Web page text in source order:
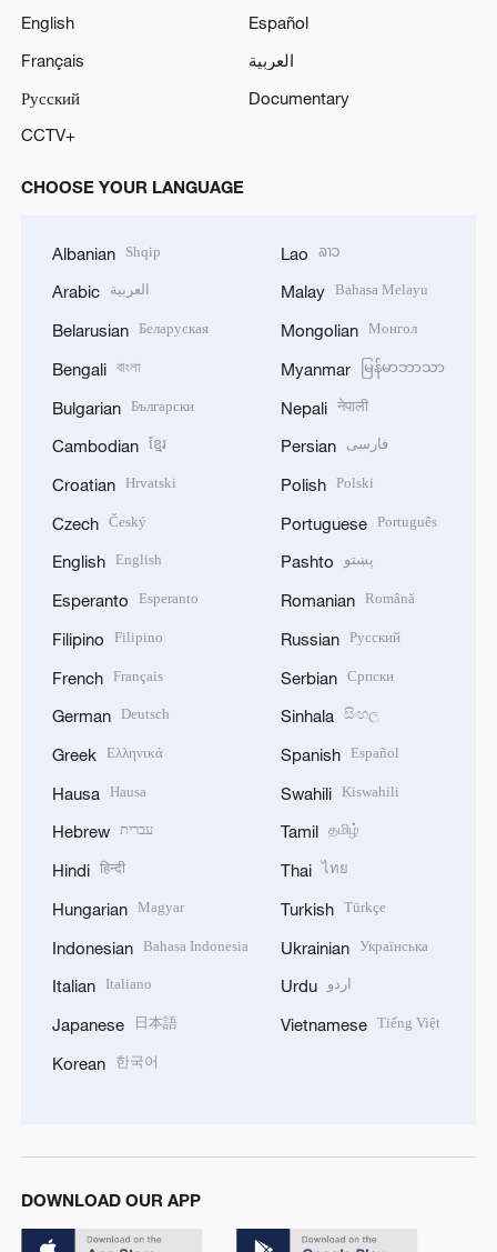
English
Español
Français
العربية
Русский
Documentary
CCTV+
CHOOSE YOUR LANGUAGE
Albanian Shqip
Arabic العربية
Belarusian Беларуская
Bengali বাংলা
Bulgarian Български
Cambodian ខ្មែរ
Croatian Hrvatski
Czech Český
English English
Esperanto Esperanto
Filipino Filipino
French Français
German Deutsch
Greek Ελληνικά
Hausa Hausa
Hebrew עברית
Hindi हिन्दी
Hungarian Magyar
Indonesian Bahasa Indonesia
Italian Italiano
Japanese 日本語
Korean 한국어
Lao ລາວ
Malay Bahasa Melayu
Mongolian Монгол
Myanmar မြန်မာဘာသာ
Nepali नेपाली
Persian فارسی
Polish Polski
Portuguese Português
Pashto پښتو
Romanian Română
Russian Русский
Serbian Српски
Sinhala සිංහල
Spanish Español
Swahili Kiswahili
Tamil தமிழ்
Thai ไทย
Turkish Türkçe
Ukrainian Українська
Urdu اردو
Vietnamese Tiếng Việt
DOWNLOAD OUR APP